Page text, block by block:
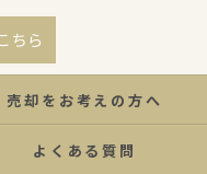
ちら
売却をお考えの方へ
よくある質問